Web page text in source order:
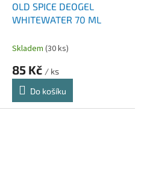
OLD SPICE DEOGEL
WHITEWATER 70 ML
Skladem (30 ks)
85 Kč / ks
Do košíku